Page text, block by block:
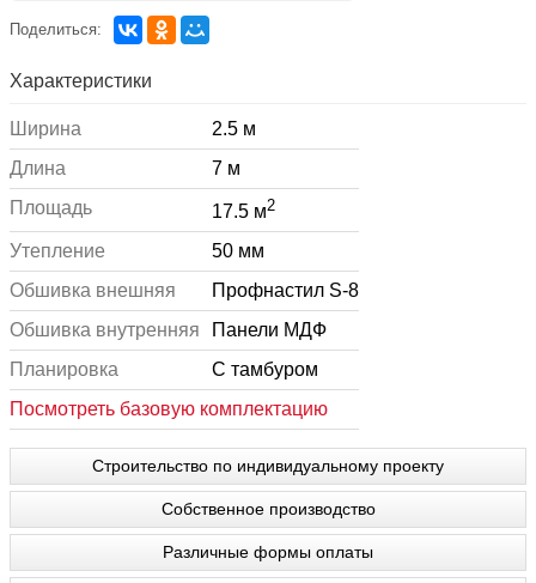
Поделиться:
Характеристики
Ширина
2.5 м
Длина
7 м
Площадь
17.5 м2
Утепление
50 мм
Обшивка внешняя
Профнастил S-8
Обшивка внутренняя
Панели МДФ
Планировка
С тамбуром
Посмотреть базовую комплектацию
Строительство по индивидуальному проекту
Собственное производство
Различные формы оплаты